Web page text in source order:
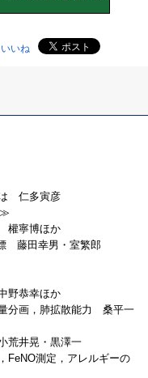
いいね
仁多寅彦
≫
權寧博ほか
藤田幸男・室繁郎
野恭幸ほか
分画，肺拡散能力 桑平一
井晃・黒澤一
測定，アレルギーの